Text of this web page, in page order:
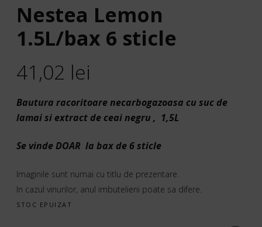
Nestea Lemon
1.5L/bax 6 sticle
41,02 lei
Bautura racoritoare necarbogazoasa cu suc de
lamai si extract de ceai negru , 1,5L
Se vinde DOAR la bax de 6 sticle
Imaginile sunt numai cu titlu de prezentare.
In cazul vinurilor, anul imbutelierii poate sa difere.
STOC EPUIZAT